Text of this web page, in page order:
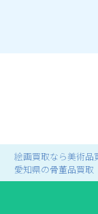
絵画買取なら美術品
愛知県の骨董品買取